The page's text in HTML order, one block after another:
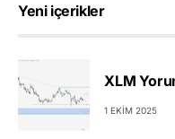
Yeni içerikler
XLM
1 EKIM 2025